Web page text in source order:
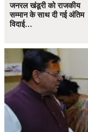
जनरल खंडूरी को राजकीय
सम्मान के साथ दी गई अंतिम
विदाई…